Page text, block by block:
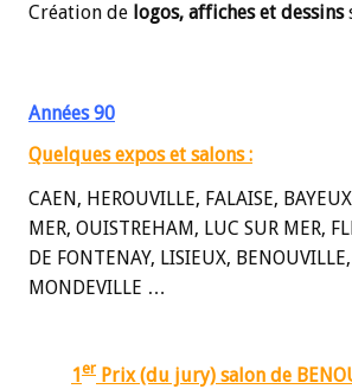
Création de logos, affiches et dessins
Années 90
Quelques expos et salons :
CAEN, HEROUVILLE, FALAISE,
MER, OUISTREHAM, LUC SUR MER,
DE FONTENAY, LISIEUX,
MONDEVILLE …
1er Prix (du jury) salon de